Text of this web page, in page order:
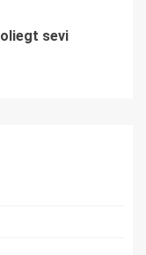
sevi